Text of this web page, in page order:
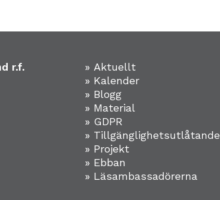
r.f.
» Aktuellt
» Kalender
» Blogg
» Material
» GDPR
» Tillgänglighetsutlåtande
» Projekt
» Ebban
» Läsambassadörerna